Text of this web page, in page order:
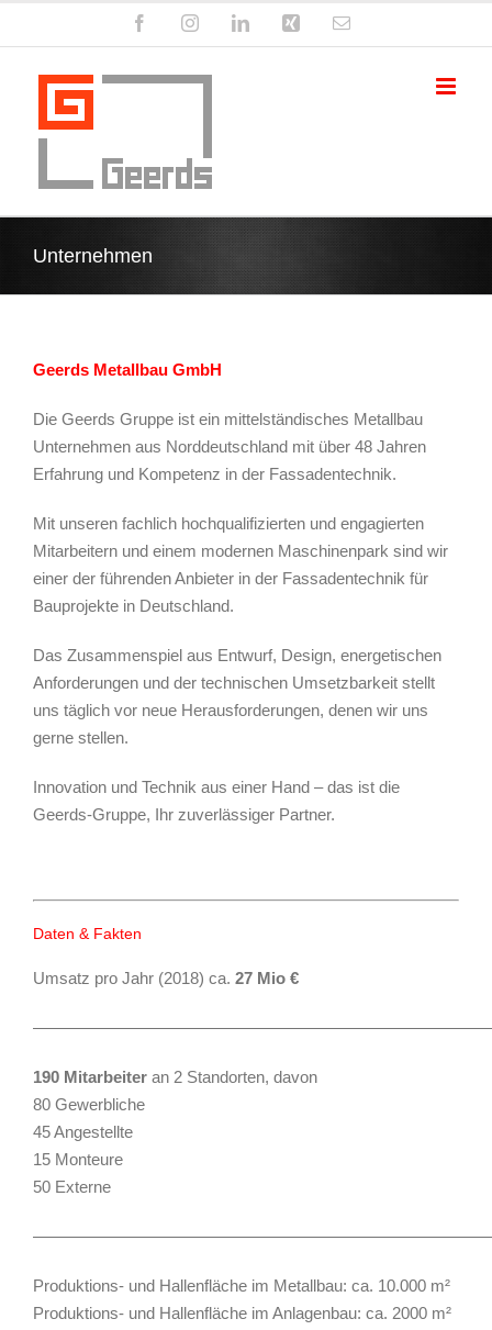
FacebookInstagramLinkedIn Xing
E-
Unternehmen
Geerds Metallbau GmbH
Die Geerds Gruppe ist ein mittelständisches Metallbau
Unternehmen aus Norddeutschland mit über 48 Jahren
Erfahrung und Kompetenz in der Fassadentechnik.
Mit unseren fachlich hochqualifizierten und engagierten
Mitarbeitern und einem modernen Maschinenpark sind wir
einer der führenden Anbieter in der Fassadentechnik für
Bauprojekte in Deutschland.
Das Zusammenspiel aus Entwurf, Design, energetischen
Anforderungen und der technischen Umsetzbarkeit stellt
uns täglich vor neue Herausforderungen, denen wir uns
gerne stellen.
Innovation und Technik aus einer Hand – das ist die
Geerds-Gruppe, Ihr zuverlässiger Partner.
Daten & Fakten
Umsatz pro Jahr (2018) ca. 27 Mio €
190 Mitarbeiter an 2 Standorten, davon
80 Gewerbliche
45 Angestellte
15 Monteure
50 Externe
Produktions- und Hallenfläche im Metallbau: ca. 10.000 m²
Produktions- und Hallenfläche im Anlagenbau: ca. 2000 m²